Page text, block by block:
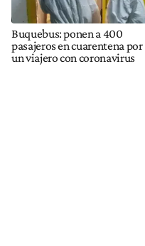
Buquebus: ponen a 400
pasajeros en cuarentena por
un viajero con coronavirus